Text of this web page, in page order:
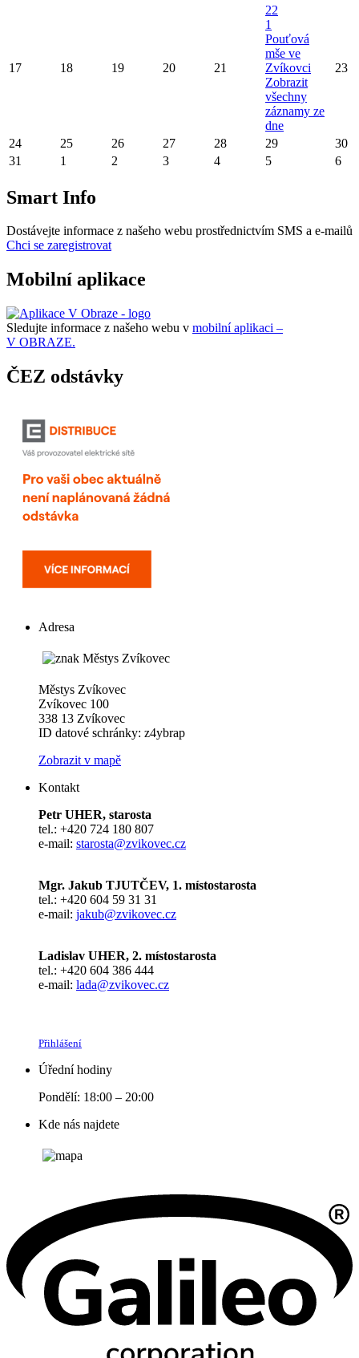
17 18 19 20 21
22
1
Pouťová
mše ve
Zvíkovci
Zobrazit
všechny
záznamy ze
dne
23
24 25 26 27 28 29
30
31
1 2 3 4 5 6
Smart Info
Dostávejte informace z našeho webu prostřednictvím SMS a e-mailů
Chci se zaregistrovat
Mobilní aplikace
Sledujte informace z našeho webu v mobilní aplikaci –
V OBRAZE.
ČEZ odstávky
Adresa
Městys Zvíkovec
Zvíkovec 100
338 13 Zvíkovec
ID datové schránky: z4ybrap
Zobrazit v mapě
Kontakt
Petr UHER, starosta
tel.: +420 724 180 807
e-mail: starosta@zvikovec.cz
Mgr. Jakub TJUTČEV, 1. místostarosta
tel.: +420 604 59 31 31
e-mail: jakub@zvikovec.cz
Ladislav UHER, 2. místostarosta
tel.: +420 604 386 444
e-mail: lada@zvikovec.cz
Přihlášení
Úřední hodiny
Pondělí: 18:00 – 20:00
Kde nás najdete